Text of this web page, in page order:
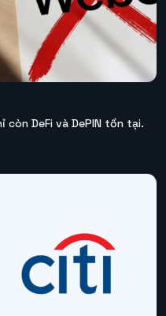
còn DeFi và DePIN tồn tại.